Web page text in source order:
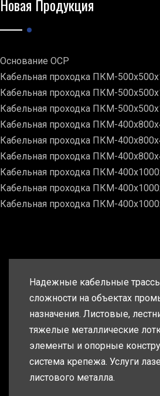
Новая Продукция
Основание ОСР
Кабельная проходка ПКМ-
Кабельная проходка ПКМ-
Кабельная проходка ПКМ-
Кабельная проходка ПКМ-
Кабельная проходка ПКМ-
Кабельная проходка ПКМ-
Кабельная проходка ПКМ-
Кабельная проходка ПКМ-
Кабельная проходка ПКМ-
Надежные кабельные
сложности на объектах
назначения. Листовые,
тяжелые металлические
элементы и опорные
система крепежа. Услуги
листового металла.